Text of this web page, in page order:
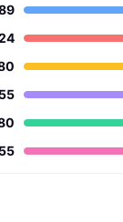
55
55